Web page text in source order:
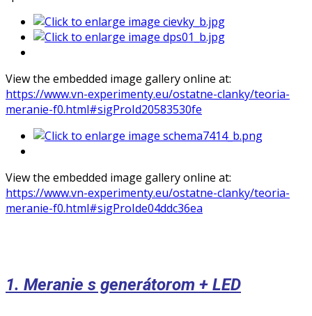
View the embedded image gallery online at:
https://www.vn-experimenty.eu/ostatne-clanky/teoria-
meranie-f0.html#sigProId20583530fe
View the embedded image gallery online at:
https://www.vn-experimenty.eu/ostatne-clanky/teoria-
meranie-f0.html#sigProIde04ddc36ea
1. Meranie s generátorom + LED